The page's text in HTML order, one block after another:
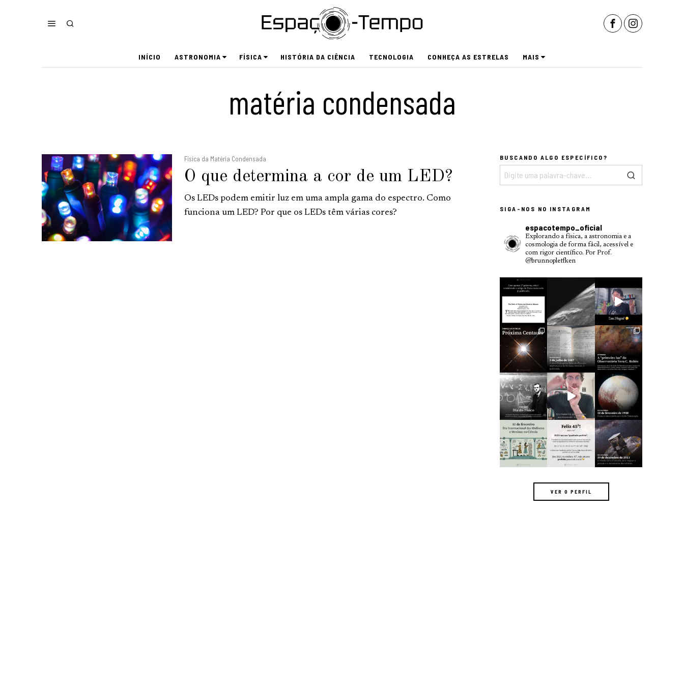
INÍCIO ASTRONOMIA FÍSICA HISTÓRIA DA CIÊNCIA TECNOLOGIA CONHEÇA AS ESTRELAS MAIS
matéria condensada
Física da Matéria Condensada
O que determina a cor de um LED?
Os LEDs podem emitir luz em uma ampla gama do espectro. Como
funciona um LED? Por que os LEDs têm várias cores?
BUSCANDO ALGO ESPECÍFICO?
SIGA-NOS NO INSTAGRAM
espacotempo_oficial
Explorando a física, a astronomia e a
cosmologia de forma fácil, acessível e
com rigor científico. Por Prof.
@brunnopleffken
VER O PERFIL